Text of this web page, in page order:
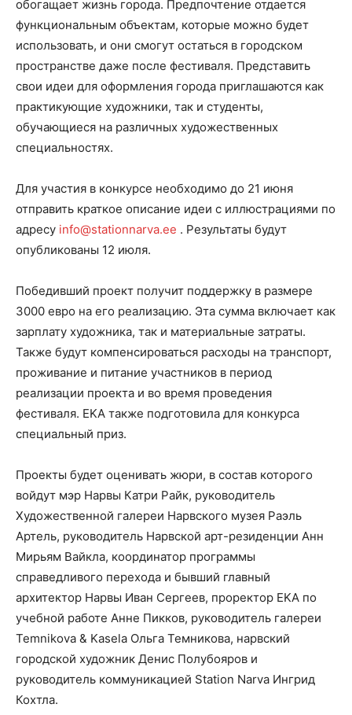
обогащает жизнь города. Предпочтение отдается
функциональным объектам, которые можно будет
использовать, и они смогут остаться в городском
пространстве даже после фестиваля. Представить
свои идеи для оформления города приглашаются как
практикующие художники, так и студенты,
обучающиеся на различных художественных
специальностях.
Для участия в конкурсе необходимо до 21 июня
отправить краткое описание идеи с иллюстрациями по
адресу info@stationnarva.ee . Результаты будут
опубликованы 12 июля.
Победивший проект получит поддержку в размере
3000 евро на его реализацию. Эта сумма включает как
зарплату художника, так и материальные затраты.
Также будут компенсироваться расходы на транспорт,
проживание и питание участников в период
реализации проекта и во время проведения
фестиваля. EKA также подготовила для конкурса
специальный приз.
Проекты будет оценивать жюри, в состав которого
войдут мэр Нарвы Катри Райк, руководитель
Художественной галереи Нарвского музея Раэль
Артель, руководитель Нарвской арт-резиденции Анн
Мирьям Вайкла, координатор программы
справедливого перехода и бывший главный
архитектор Нарвы Иван Сергеев, проректор EKA по
учебной работе Анне Пикков, руководитель галереи
Temnikova & Kasela Ольга Темникова, нарвский
городской художник Денис Полубояров и
руководитель коммуникацией Station Narva Ингрид
Кохтла.